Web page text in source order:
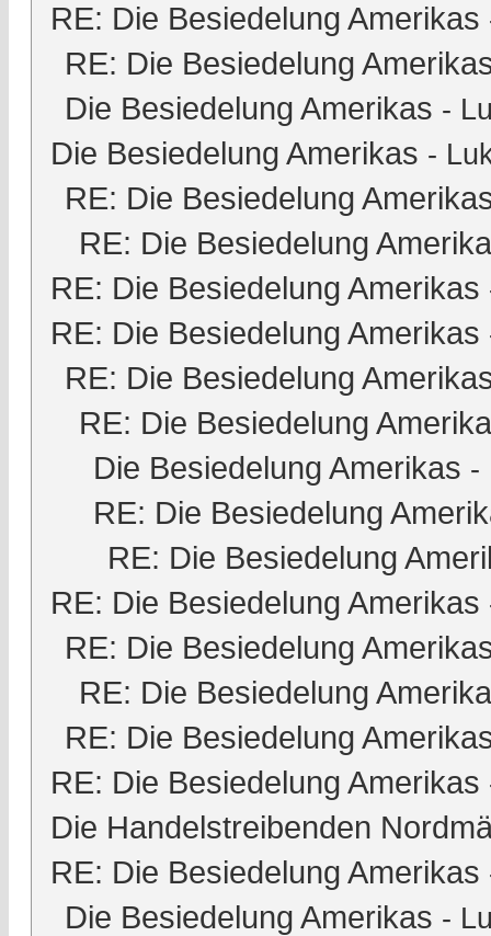
RE: Die Besiedelung Amerikas
RE: Die Besiedelung
Die Besiedelung Amerikas -
Die Besiedelung Amerikas -
RE: Die Besiedelung
RE: Die Besiedelung
RE: Die Besiedelung Amerikas
RE: Die Besiedelung Amerikas
RE: Die Besiedelung
RE: Die Besiedelung
Die Besiedelung Amerikas -
RE: Die Besiedelung
RE: Die Besiedelung
RE: Die Besiedelung Amerikas
RE: Die Besiedelung
RE: Die Besiedelung
RE: Die Besiedelung
RE: Die Besiedelung Amerikas
Die Handelstreibenden
RE: Die Besiedelung Amerikas
Die Besiedelung Amerikas -